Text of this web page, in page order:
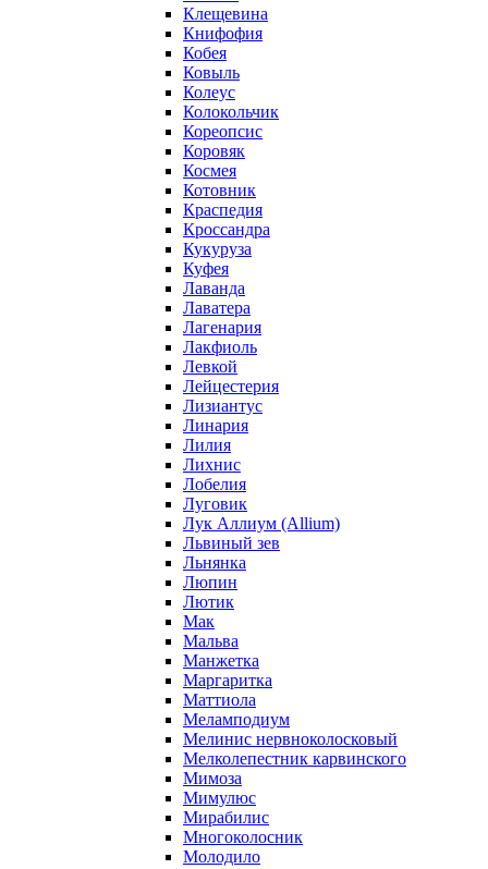
Клещевина
Книфофия
Кобея
Ковыль
Колеус
Колокольчик
Кореопсис
Коровяк
Космея
Котовник
Краспедия
Кроссандра
Кукуруза
Куфея
Лаванда
Лаватера
Лагенария
Лакфиоль
Левкой
Лейцестерия
Лизиантус
Линария
Лилия
Лихнис
Лобелия
Луговик
Лук Аллиум (Allium)
Львиный зев
Льнянка
Люпин
Лютик
Мак
Мальва
Манжетка
Маргаритка
Маттиола
Меламподиум
Мелинис нервноколосковый
Мелколепестник карвинского
Мимоза
Мимулюс
Мирабилис
Многоколосник
Молодило